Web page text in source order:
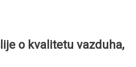
o kvalitetu vazduha,